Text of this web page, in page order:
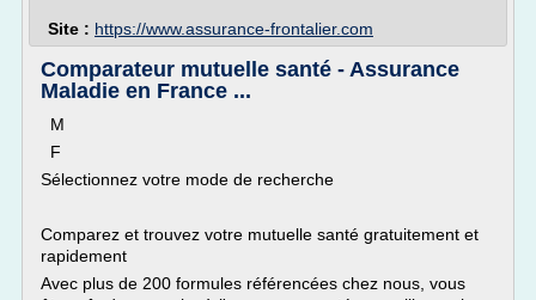
Site : https://www.assurance-frontalier.com
Comparateur mutuelle santé - Assurance
Maladie en France ...
M
F
Sélectionnez votre mode de recherche
Comparez et trouvez votre mutuelle santé gratuitement et
rapidement
Avec plus de 200 formules référencées chez nous, vous